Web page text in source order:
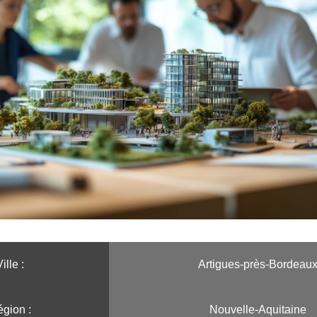
:️ Artigues-près-Bordeaux
:️ Nouvelle-Aquitaine